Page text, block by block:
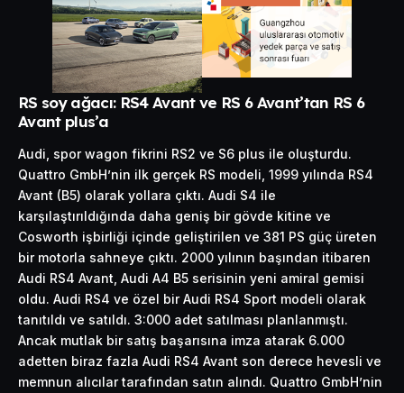
RS soy ağacı: RS4 Avant ve RS 6 Avant’tan RS 6
Avant plus’a
Audi, spor wagon fikrini RS2 ve S6 plus ile oluşturdu.
Quattro GmbH’nin ilk gerçek RS modeli, 1999 yılında RS4
Avant (B5) olarak yollara çıktı. Audi S4 ile
karşılaştırıldığında daha geniş bir gövde kitine ve
Cosworth işbirliği içinde geliştirilen ve 381 PS güç üreten
bir motorla sahneye çıktı. 2000 yılının başından itibaren
Audi RS4 Avant, Audi A4 B5 serisinin yeni amiral gemisi
oldu. Audi RS4 ve özel bir Audi RS4 Sport modeli olarak
tanıtıldı ve satıldı. 3:000 adet satılması planlanmıştı.
Ancak mutlak bir satış başarısına imza atarak 6.000
adetten biraz fazla Audi RS4 Avant son derece hevesli ve
memnun alıcılar tarafından satın alındı. Quattro GmbH’nin